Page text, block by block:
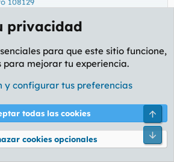
clic para expandir...
esa mierda de papel que ponen en
el papel higiénico de casa, que
favor...
y 1 persona más
privacidad
para que este sitio funcione,
para mejorar tu experiencia.
y configurar tus preferencias
todas las cookies
cookies opcionales